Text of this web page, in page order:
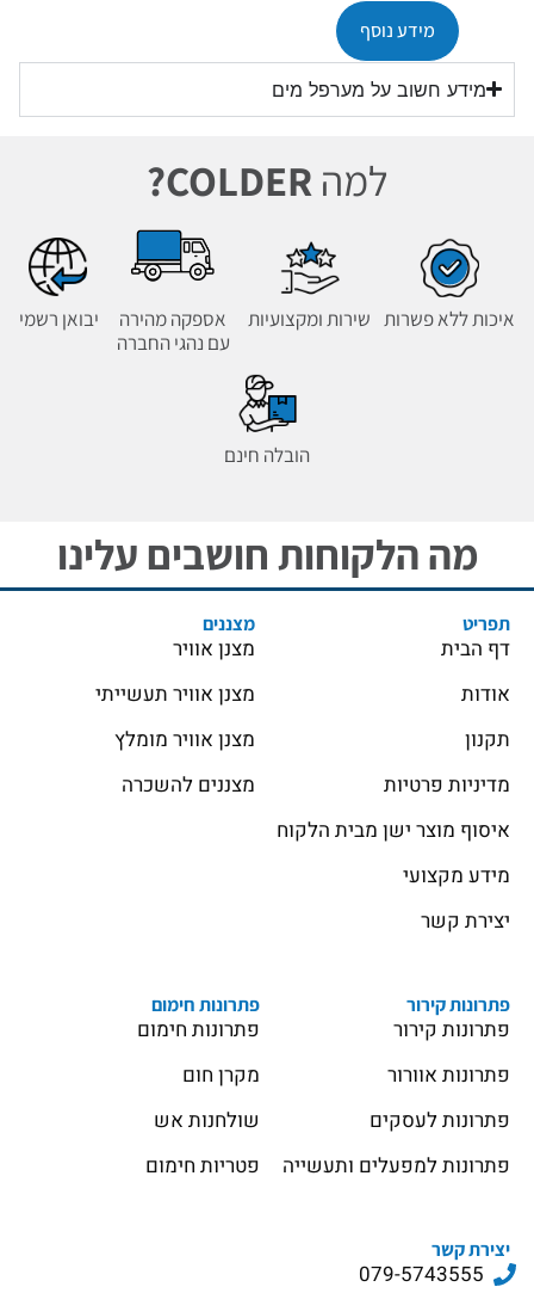
מידע נוסף
מידע חשוב על מערפל מים
למהCOLDER?
איכות ללא פשרות שירות ומקצועיות
אספקה מהירה
עם נהגי החברה
יבואן רשמי
הובלה חינם
מה הלקוחות חושבים עלינו
תפריט
דף הבית
אודות
תקנון
מדיניות פרטיות
איסוף מוצר ישן מבית הלקוח
מידע מקצועי
יצירת קשר
מצננים
מצנן אוויר
מצנן אוויר תעשייתי
מצנן אוויר מומלץ
מצננים להשכרה
פתרונות קירור
פתרונות קירור
פתרונות אוורור
פתרונות לעסקים
פתרונות למפעלים ותעשייה
פתרונות חימום
פתרונות חימום
מקרן חום
שולחנות אש
פטריות חימום
יצירת קשר
079-5743555